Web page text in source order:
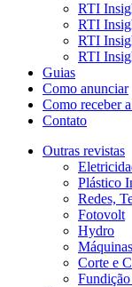
RTI
RTI
RTI
RTI
Guias
Como anunciar
Como receber
Contato
Outras revistas
Plástico
Redes,
Fotovolt
Hydro
Corte e